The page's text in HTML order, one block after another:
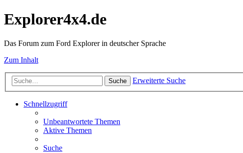
Explorer4x4.de
Das Forum zum Ford Explorer in deutscher Sprache
Zum Inhalt
Suche Erweiterte Suche
Schnellzugriff
Unbeantwortete Themen
Aktive Themen
Suche